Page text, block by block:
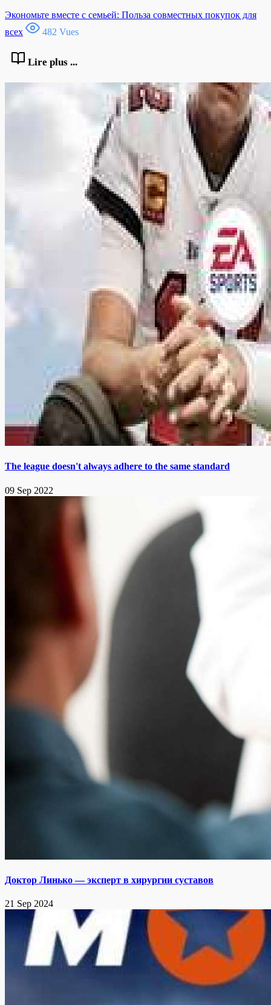
Экономьте вместе с семьей: Польза совместных покупок для
всех
482 Vues
Lire plus ...
The league doesn't always adhere to the same standard
09 Sep 2022
Доктор Линько — эксперт в хирургии суставов
21 Sep 2024